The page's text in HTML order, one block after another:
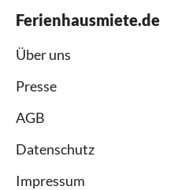
Ferienhausmiete.de
Über uns
Presse
AGB
Datenschutz
Impressum